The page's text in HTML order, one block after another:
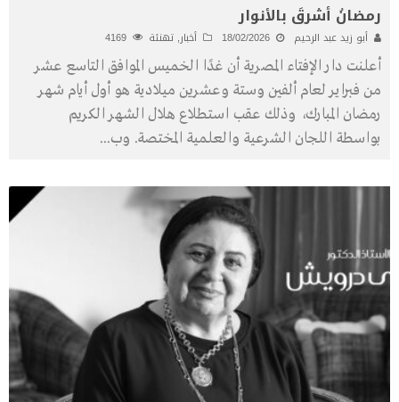
رمضانُ أشرقَ بالأنوار
أبو زيد عبد الرحيم 18/02/2026 أخبار, تهنئة
أعلنت دار الإفتاء المصرية أن غدًا الخميس الموافق التاسع عشر
من فبراير لعام ألفين وستة وعشرين ميلادية هو أول أيام شهر
رمضان المبارك، وذلك عقب استطلاع هلال الشهر الكريم
بواسطة اللجان الشرعية والعلمية المختصة. وب...